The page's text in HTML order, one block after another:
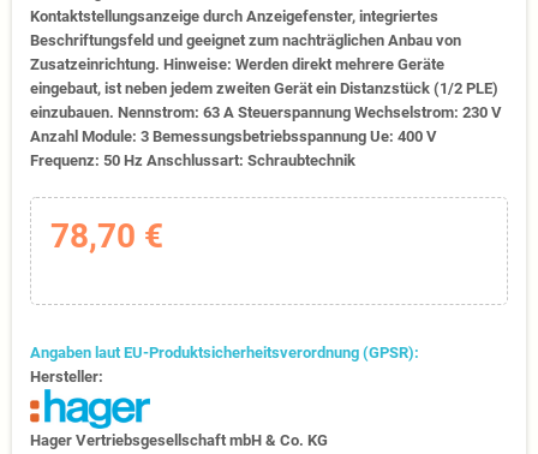
Kontaktstellungsanzeige durch Anzeigefenster, integriertes
Beschriftungsfeld und geeignet zum nachträglichen Anbau von
Zusatzeinrichtung. Hinweise: Werden direkt mehrere Geräte
eingebaut, ist neben jedem zweiten Gerät ein Distanzstück (1/2 PLE)
einzubauen. Nennstrom: 63 A Steuerspannung Wechselstrom: 230 V
Anzahl Module: 3 Bemessungsbetriebsspannung Ue: 400 V
Frequenz: 50 Hz Anschlussart: Schraubtechnik
78,70 €
Angaben laut EU-Produktsicherheitsverordnung (GPSR):
Hersteller:
Hager Vertriebs­ge­sell­schaft mbH & Co. KG